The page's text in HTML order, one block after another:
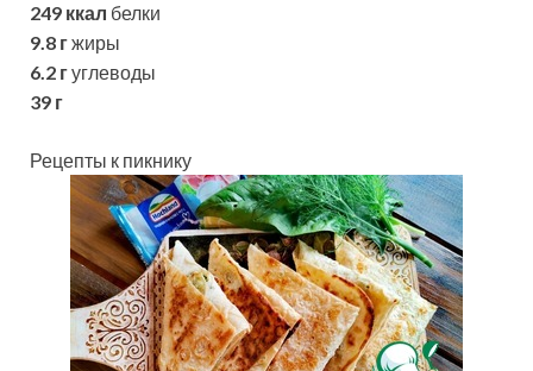
249 ккал белки
9.8 гжиры
6.2 гуглеводы
39 г
Рецепты к пикнику